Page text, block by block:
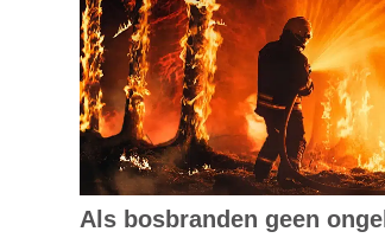
Als bosbranden geen